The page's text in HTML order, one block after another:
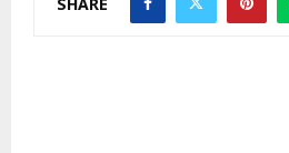
SHARE